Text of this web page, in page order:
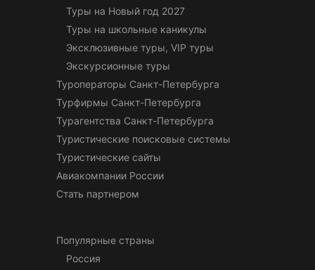
Туры на Новый год 2027
Туры на школьные каникулы
Эксклюзивные туры, VIP туры
Экскурсионные туры
Туроператоры Санкт-Петербурга
Турфирмы Санкт-Петербурга
Турагентства Санкт-Петербурга
Туристические поисковые системы
Туристические сайты
Авиакомпании России
Стать партнером
Популярные страны
Россия